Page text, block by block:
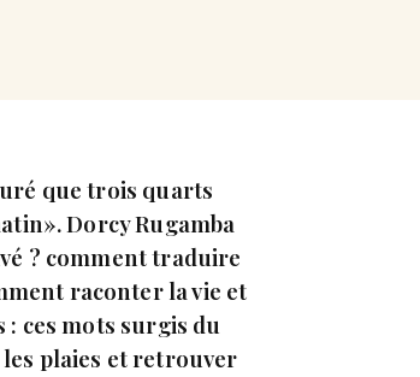
que trois quarts
Dorcy Rugamba
? comment traduire
raconter la vie et
: ces mots surgis du
plaies et retrouver